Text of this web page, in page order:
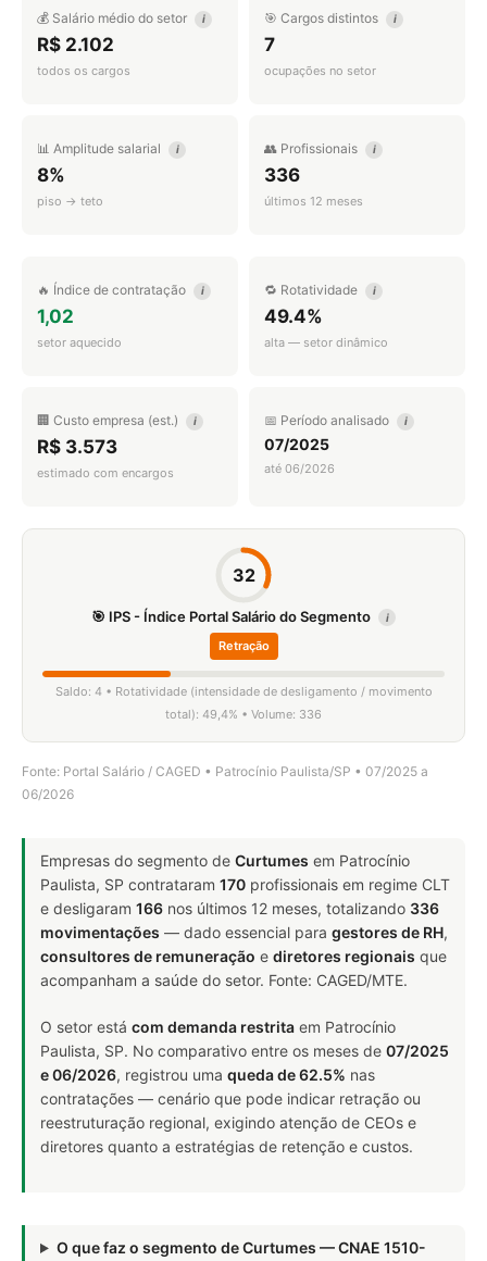
💰 Salário médio do setor i
R$ 2.102
todos os cargos
🎯 Cargos distintos i
7
ocupações no setor
📊 Amplitude salarial i
8%
piso → teto
👥 Profissionais i
336
últimos 12 meses
🔥 Índice de contratação i
1,02
setor aquecido
🔁 Rotatividade i
49.4%
alta — setor dinâmico
🏢 Custo empresa (est.) i
R$ 3.573
estimado com encargos
📅 Período analisado i
07/2025
até 06/2026
32
🎯 IPS - Índice Portal Salário do Segmento i
Retração
Saldo: 4 • Rotatividade (intensidade de desligamento / movimento
total): 49,4% • Volume: 336
Fonte: Portal Salário / CAGED • Patrocínio Paulista/SP • 07/2025 a
06/2026
Empresas do segmento de Curtumes em Patrocínio
Paulista, SP contrataram 170 profissionais em regime CLT
e desligaram 166 nos últimos 12 meses, totalizando 336
movimentações — dado essencial para gestores de RH,
consultores de remuneração e diretores regionais que
acompanham a saúde do setor. Fonte: CAGED/MTE.
O setor está com demanda restrita em Patrocínio
Paulista, SP. No comparativo entre os meses de 07/2025
e 06/2026, registrou uma queda de 62.5% nas
contratações — cenário que pode indicar retração ou
reestruturação regional, exigindo atenção de CEOs e
diretores quanto a estratégias de retenção e custos.
O que faz o segmento de Curtumes — CNAE 1510-